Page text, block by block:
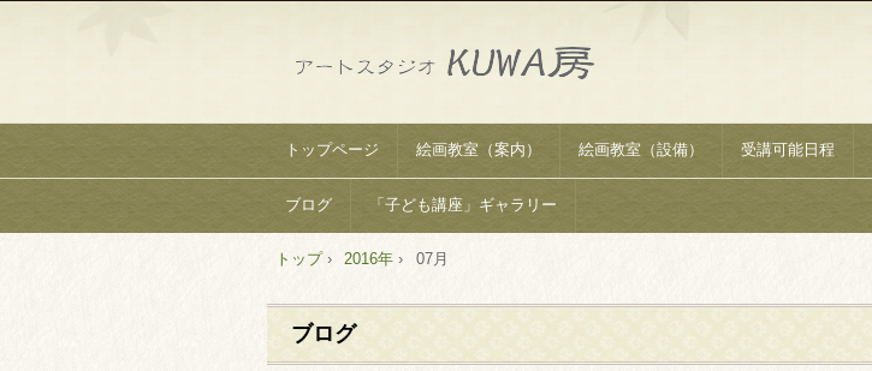
トップページ 絵画教室（案内） 絵画教室（設備） 受講可能日程
ブログ 「子ども講座」ギャラリー
トップ› 2016年 › 07月
ブログ